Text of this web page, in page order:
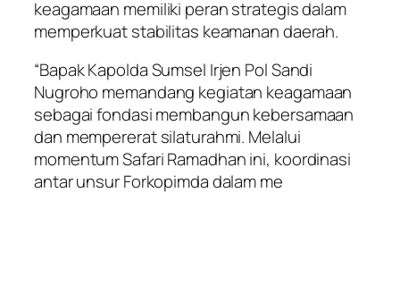
keagamaan memiliki peran strategis dalam
memperkuat stabilitas keamanan daerah.
“Bapak Kapolda Sumsel Irjen Pol Sandi
Nugroho memandang kegiatan keagamaan
sebagai fondasi membangun kebersamaan
dan mempererat silaturahmi. Melalui
momentum Safari Ramadhan ini, koordinasi
antar unsur Forkopimda dalam me